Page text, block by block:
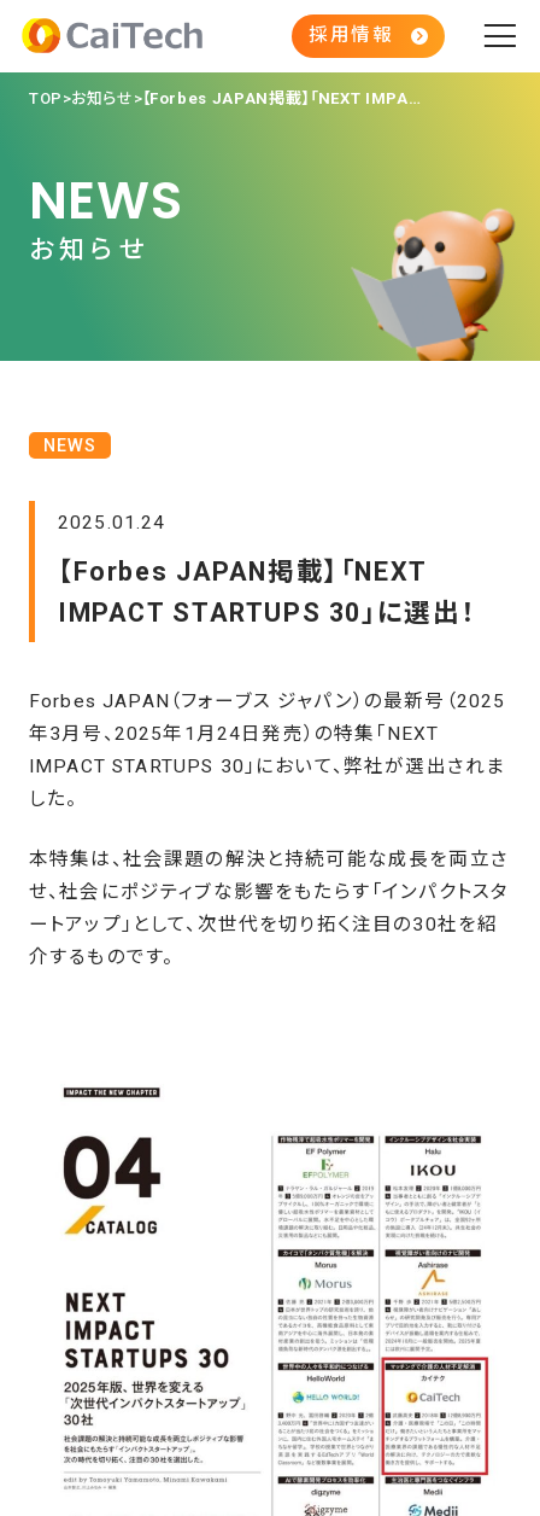
採用情報
TOP お知らせ 【Forbes JAPAN掲載】「NEXT IMPACT STARTUPS 30」に選出！
NEWS
お知らせ
NEWS
2025.01.24
【Forbes JAPAN掲載】「NEXT
IMPACT STARTUPS 30」に選出！
Forbes JAPAN（フォーブス ジャパン）の最新号（2025
年3月号、2025年1月24日発売）の特集「NEXT
IMPACT STARTUPS 30」において、弊社が選出されま
した。
本特集は、社会課題の解決と持続可能な成長を両立さ
せ、社会にポジティブな影響をもたらす「インパクトスタ
ートアップ」として、次世代を切り拓く注目の30社を紹
介するものです。